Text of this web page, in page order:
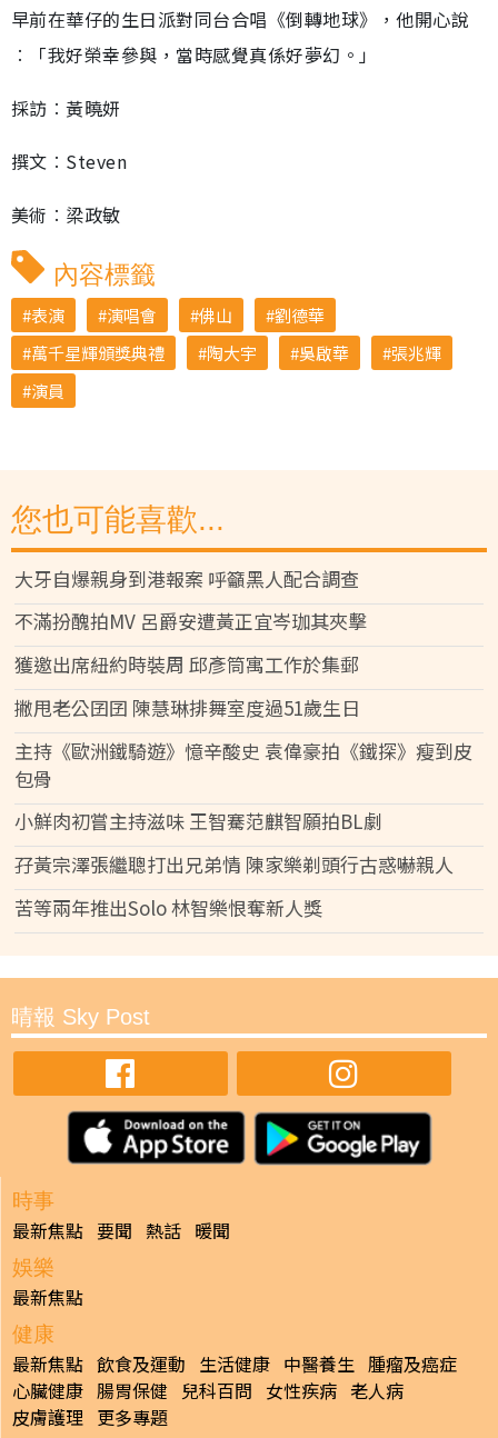
早前在華仔的生日派對同台合唱《倒轉地球》，他開心說
︰「我好榮幸參與，當時感覺真係好夢幻。」
採訪︰黃曉妍
撰文︰Steven
美術︰梁政敏
內容標籤
表演 演唱會 佛山
劉德華
萬千星輝頒獎典禮
陶大宇 吳啟華
張兆輝
演員
您也可能喜歡...
大牙自爆親身到港報案 呼籲黑人配合調查
不滿扮醜拍MV 呂爵安遭黃正宜岑珈其夾擊
獲邀出席紐約時裝周 邱彥筒寓工作於集郵
撇甩老公囝囝 陳慧琳排舞室度過51歲生日
主持《歐洲鐵騎遊》憶辛酸史 袁偉豪拍《鐵探》瘦到皮
包骨
小鮮肉初嘗主持滋味 王智騫范麒智願拍BL劇
孖黃宗澤張繼聰打出兄弟情 陳家樂剃頭行古惑嚇親人
苦等兩年推出Solo 林智樂恨奪新人獎
晴報 Sky Post
時事
最新焦點 要聞 熱話 暖聞
娛樂
最新焦點
健康
最新焦點 飲食及運動 生活健康 中醫養生 腫瘤及癌症
心臟健康 腸胃保健 兒科百問 女性疾病 老人病
皮膚護理 更多專題